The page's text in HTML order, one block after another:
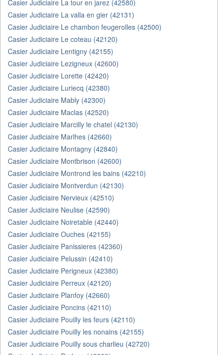
Casier Judiciaire La tour en jarez (42580)
Casier Judiciaire La valla en gier (42131)
Casier Judiciaire Le chambon feugerolles (42500)
Casier Judiciaire Le coteau (42120)
Casier Judiciaire Lentigny (42155)
Casier Judiciaire Lezigneux (42600)
Casier Judiciaire Lorette (42420)
Casier Judiciaire Luriecq (42380)
Casier Judiciaire Mably (42300)
Casier Judiciaire Maclas (42520)
Casier Judiciaire Marcilly le chatel (42130)
Casier Judiciaire Marlhes (42660)
Casier Judiciaire Montagny (42840)
Casier Judiciaire Montbrison (42600)
Casier Judiciaire Montrond les bains (42210)
Casier Judiciaire Montverdun (42130)
Casier Judiciaire Nervieux (42510)
Casier Judiciaire Neulise (42590)
Casier Judiciaire Noiretable (42440)
Casier Judiciaire Ouches (42155)
Casier Judiciaire Panissieres (42360)
Casier Judiciaire Pelussin (42410)
Casier Judiciaire Perigneux (42380)
Casier Judiciaire Perreux (42120)
Casier Judiciaire Planfoy (42660)
Casier Judiciaire Poncins (42110)
Casier Judiciaire Pouilly les feurs (42110)
Casier Judiciaire Pouilly les nonains (42155)
Casier Judiciaire Pouilly sous charlieu (42720)